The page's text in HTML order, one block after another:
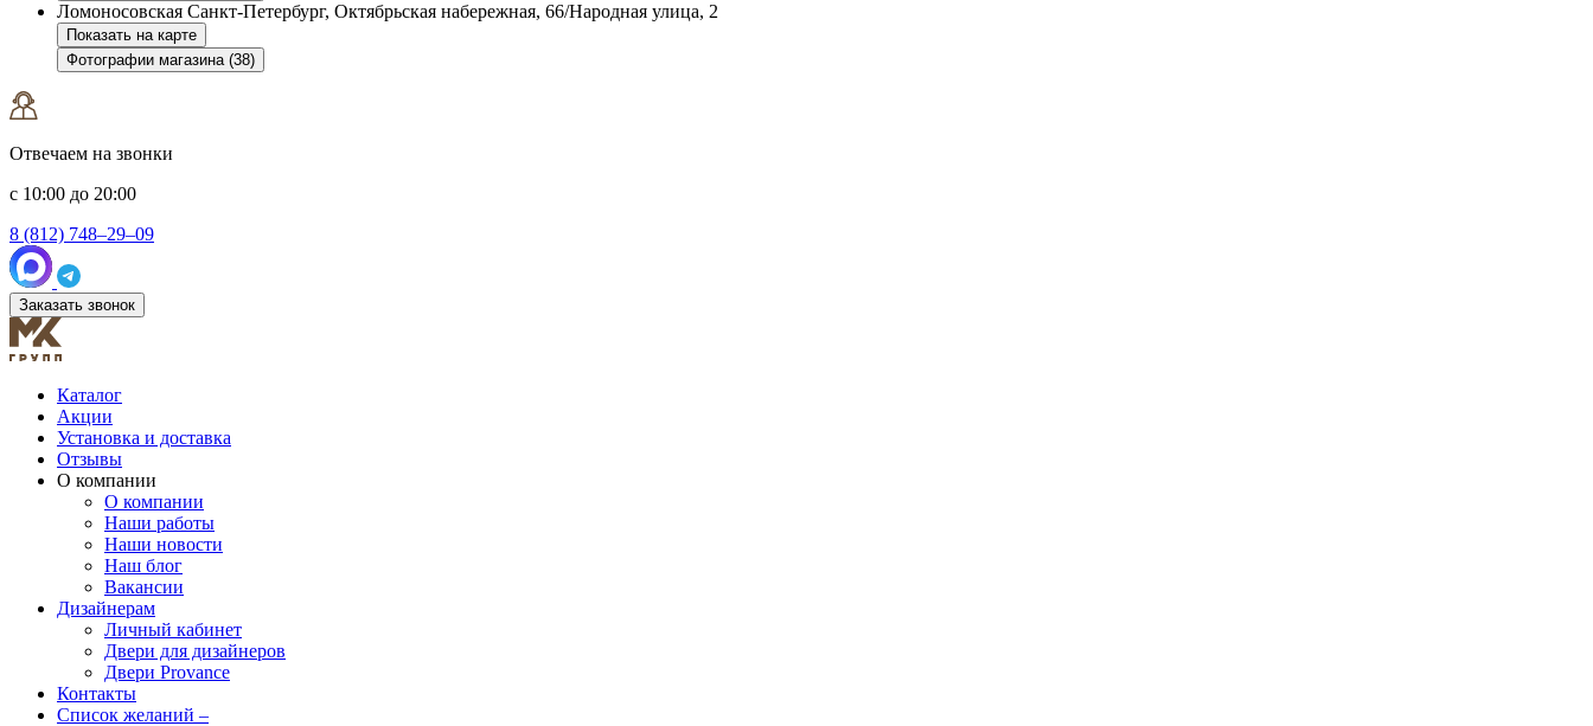
Ломоносовская Санкт-Петербург, Октябрьская набережная, 66/Народная улица, 2
Показать на карте
Фотографии магазина (38)
Отвечаем на звонки
с 10:00 до 20:00
8 (812) 748–29–09
Заказать звонок
Каталог
Акции
Установка и доставка
Отзывы
О компании
О компании
Наши работы
Наши новости
Наш блог
Вакансии
Дизайнерам
Личный кабинет
Двери для дизайнеров
Двери Provance
Контакты
Список желаний –